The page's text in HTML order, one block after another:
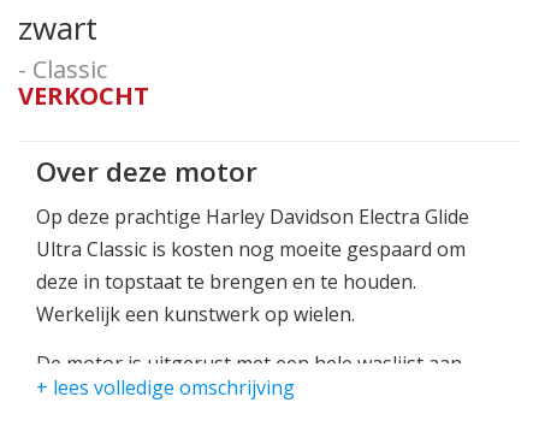
zwart
- Classic
VERKOCHT
Over deze motor
Op deze prachtige Harley Davidson Electra Glide
Ultra Classic is kosten nog moeite gespaard om
deze in topstaat te brengen en te houden.
Werkelijk een kunstwerk op wielen.
De motor is uitgerust met een hele waslijst aan
opties en accessoires die deze motor tot een nog
+ lees volledige omschrijving